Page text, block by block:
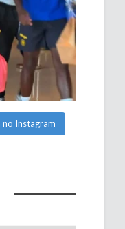
no Instagram